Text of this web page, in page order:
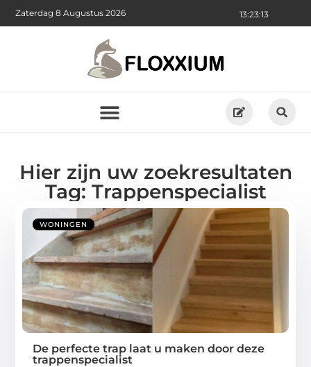
13:23:14
Zaterdag 8 Augustus 2026
Hier zijn uw zoekresultaten
Tag: Trappenspecialist
WONINGEN
De perfecte trap laat u maken door deze
trappenspecialist